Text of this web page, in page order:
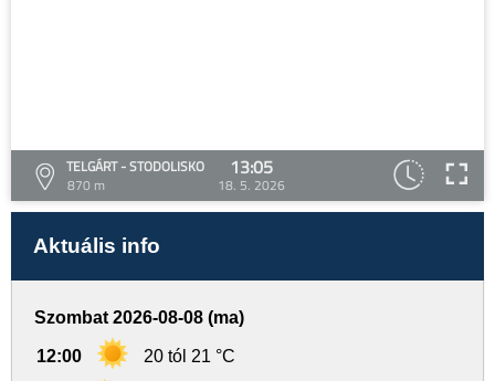
TELGÁRT - STODOLISKO
870 m
13:05
18. 5. 2026
Aktuális info
Szombat 2026-08-08 (ma)
12:00 20 tól 21 °C